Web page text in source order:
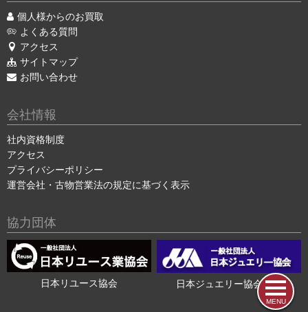
MENU
個人様からのお買取
よくある質問
アクセス
サイトマップ
お問い合わせ
会社情報
社内資格制度
アクセス
プライバシーポリシー
運営会社・古物営業法の規定に基づく表示
協力団体
日本リユース協会 日本ジュエリー協会会員